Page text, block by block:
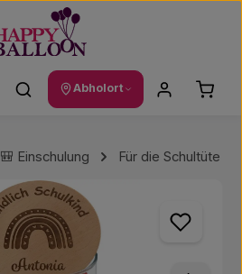
Abholort
🎒 Einschulung
Für die Schultüte